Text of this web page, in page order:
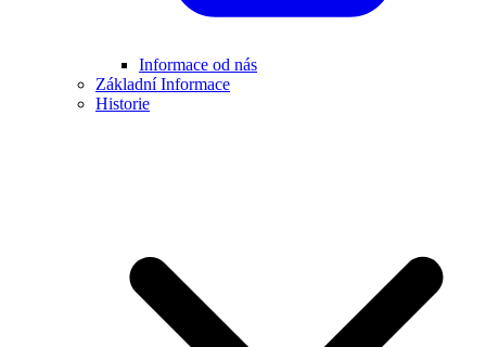
Informace od nás
Základní Informace
Historie